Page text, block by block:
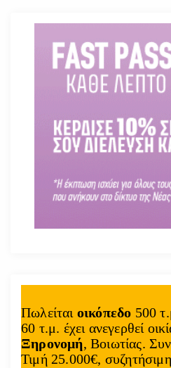
Πωλείται οικόπεδο 500
60 τ.μ. έχει ανεγερθεί
Ξηρονομή, Βοιωτίας.
Τιμή 25.000€,